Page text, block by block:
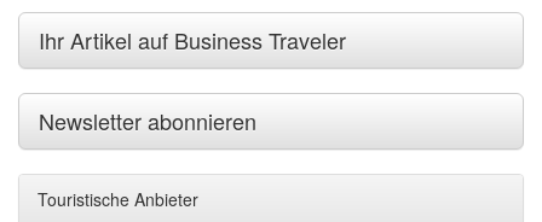
Ihr Artikel auf Business Traveler
Newsletter abonnieren
Touristische Anbieter